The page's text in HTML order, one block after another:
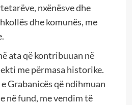
nxënësve dhe
dhe komunës, me
ata që kontribuuan në
me përmasa historike.
Grabanicës që ndihmuan
në fund, me vendim të